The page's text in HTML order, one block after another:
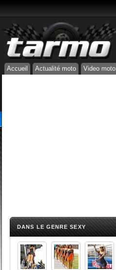
Accueil Actualité moto Video moto
DANS LE GENRE SEXY